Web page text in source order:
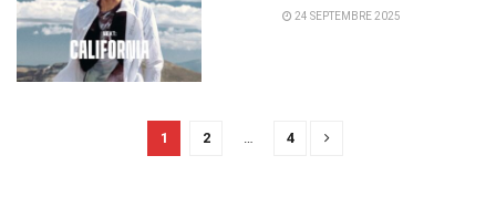
24 SEPTEMBRE 2025
1 2 … 4